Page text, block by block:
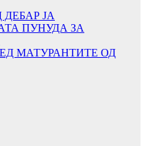
ЈА
ПУНУДА ЗА
МАТУРАНТИТЕ ОД